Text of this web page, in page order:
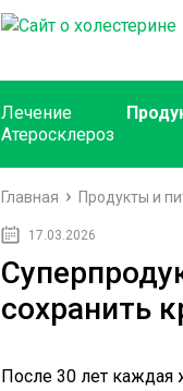
Лечение
Атеросклероз
Главная Продукты и
17.03.2026
сохранить
После 30 лет каждая